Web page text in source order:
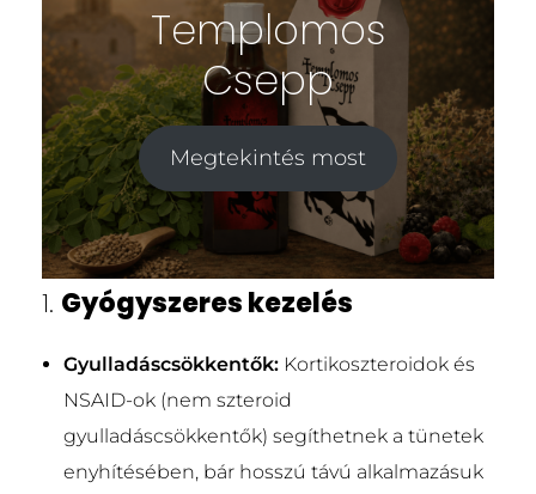
Templomos
Csepp
Megtekintés most
1. Gyógyszeres kezelés
Gyulladáscsökkentők:Kortikoszteroidok és
NSAID-ok (nem szteroid
gyulladáscsökkentők) segíthetnek a tünetek
enyhítésében, bár hosszú távú alkalmazásuk